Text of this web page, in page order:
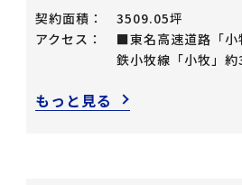
契約面積：
3509.05坪
アクセス：
■東名高速道路「
鉄小牧線「小牧」
もっと見る